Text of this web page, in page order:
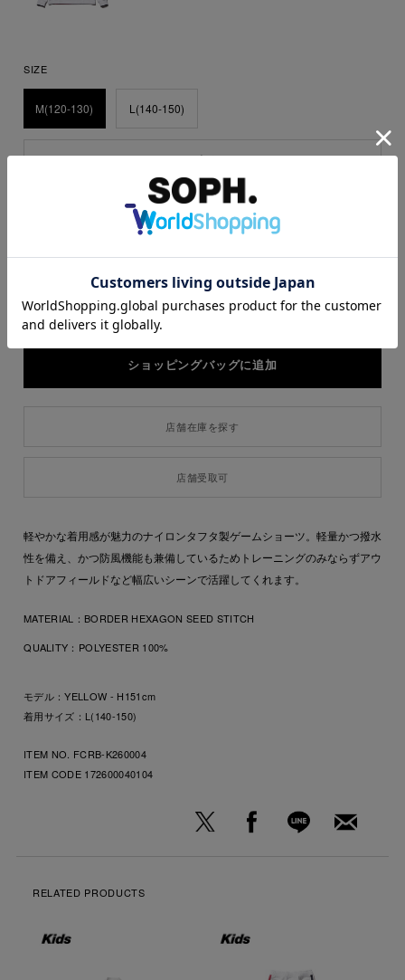
SIZE
M(120-130) L(140-150)
サイズガイド
Find recommended sizes for your child
QUANTITY
店舗在庫を探す
店舗受取可
軽やかな着用感が魅力のナイロンタフタ製ゲームショーツ。軽量かつ撥水
性を備え、かつ防風機能も兼備しているためトレーニングのみならずアウ
トドアフィールドなど幅広いシーンで活躍してくれます。
MATERIAL： BORDER HEXAGON SEED STITCH
QUALITY： POLYESTER 100%
モデル：YELLOW - H151cm
着用サイズ：L(140-150)
ITEM NO. FCRB-K260004
ITEM CODE 172600040104
RELATED PRODUCTS